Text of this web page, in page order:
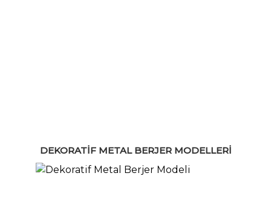
DEKORATIF METAL BERJER MODELLERI